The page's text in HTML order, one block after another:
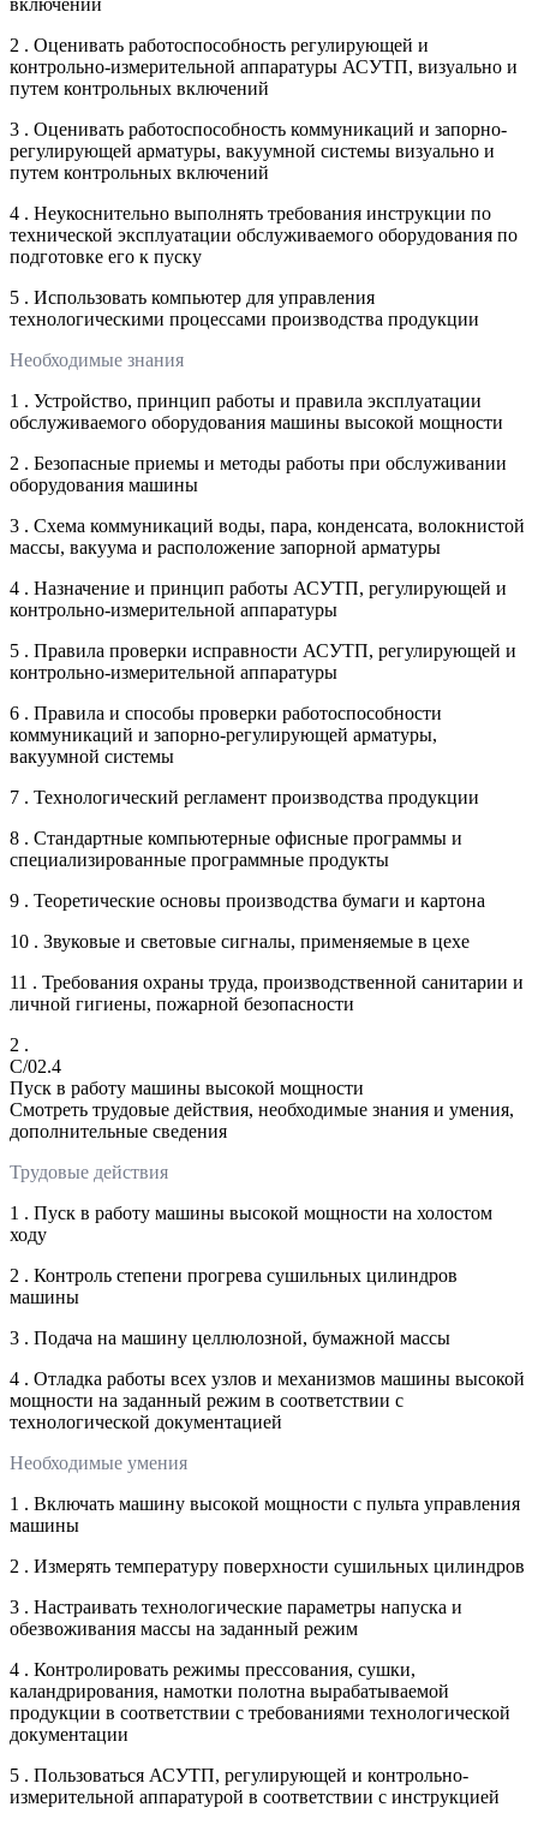
2 . Оценивать работоспособность регулирующей и
контрольно-измерительной аппаратуры АСУТП, визуально и
путем контрольных включений
3 . Оценивать работоспособность коммуникаций и запорно-
регулирующей арматуры, вакуумной системы визуально и
путем контрольных включений
4 . Неукоснительно выполнять требования инструкции по
технической эксплуатации обслуживаемого оборудования по
подготовке его к пуску
5 . Использовать компьютер для управления
технологическими процессами производства продукции
Необходимые знания
1 . Устройство, принцип работы и правила эксплуатации
обслуживаемого оборудования машины высокой мощности
2 . Безопасные приемы и методы работы при обслуживании
оборудования машины
3 . Схема коммуникаций воды, пара, конденсата, волокнистой
массы, вакуума и расположение запорной арматуры
4 . Назначение и принцип работы АСУТП, регулирующей и
контрольно-измерительной аппаратуры
5 . Правила проверки исправности АСУТП, регулирующей и
контрольно-измерительной аппаратуры
6 . Правила и способы проверки работоспособности
коммуникаций и запорно-регулирующей арматуры,
вакуумной системы
7 . Технологический регламент производства продукции
8 . Стандартные компьютерные офисные программы и
специализированные программные продукты
9 . Теоретические основы производства бумаги и картона
10 . Звуковые и световые сигналы, применяемые в цехе
11 . Требования охраны труда, производственной санитарии и
личной гигиены, пожарной безопасности
2 .
C/02.4
Пуск в работу машины высокой мощности
Смотреть трудовые действия, необходимые знания и умения,
дополнительные сведения
Трудовые действия
1 . Пуск в работу машины высокой мощности на холостом
ходу
2 . Контроль степени прогрева сушильных цилиндров
машины
3 . Подача на машину целлюлозной, бумажной массы
4 . Отладка работы всех узлов и механизмов машины высокой
мощности на заданный режим в соответствии с
технологической документацией
Необходимые умения
1 . Включать машину высокой мощности с пульта управления
машины
2 . Измерять температуру поверхности сушильных цилиндров
3 . Настраивать технологические параметры напуска и
обезвоживания массы на заданный режим
4 . Контролировать режимы прессования, сушки,
каландрирования, намотки полотна вырабатываемой
продукции в соответствии с требованиями технологической
документации
5 . Пользоваться АСУТП, регулирующей и контрольно-
измерительной аппаратурой в соответствии с инструкцией